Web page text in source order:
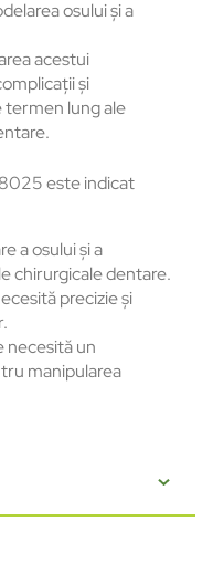
osului și a
acestui
și
lung ale
este indicat
a osului și a
chirurgicale dentare.
precizie și
necesită un
manipularea